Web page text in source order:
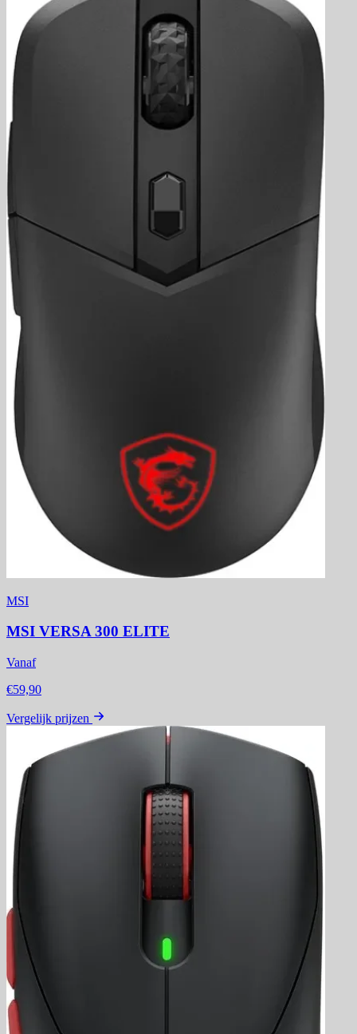
MSI
MSI VERSA 300 ELITE
Vanaf
€59,90
Vergelijk prijzen